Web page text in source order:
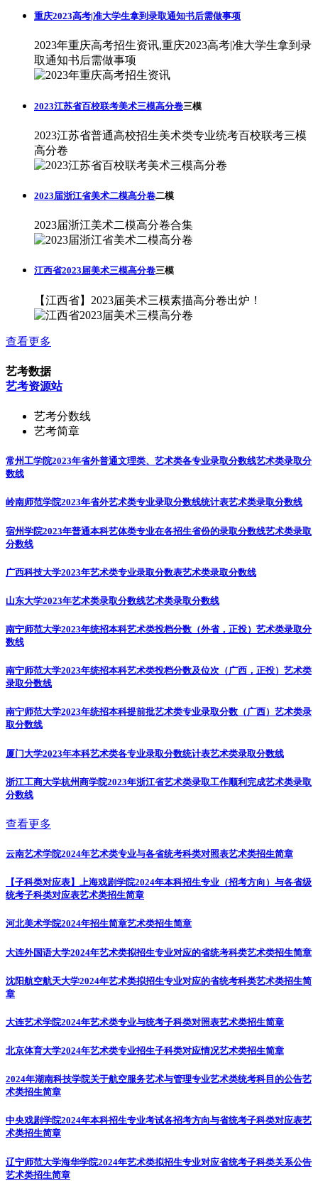
重庆2023高考|准大学生拿到录取通知书后需做事项
2023年重庆高考招生资讯,重庆2023高考|准大学生拿到录
取通知书后需做事项
2023江苏省百校联考美术三模高分卷三模
2023江苏省普通高校招生美术类专业统考百校联考三模
高分卷
2023届浙江省美术二模高分卷二模
2023届浙江美术二模高分卷合集
江西省2023届美术三模高分卷三模
【江西省】2023届美术三模素描高分卷出炉！
查看更多
艺考数据
艺考资源站
艺考分数线
艺考简章
常州工学院2023年省外普通文理类、艺术类各专业录取分数线艺术类录取分
数线
岭南师范学院2023年省外艺术类专业录取分数线统计表艺术类录取分数线
宿州学院2023年普通本科艺体类专业在各招生省份的录取分数线艺术类录取
分数线
广西科技大学2023年艺术类专业录取分数表艺术类录取分数线
山东大学2023年艺术类录取分数线艺术类录取分数线
南宁师范大学2023年统招本科艺术类投档分数（外省，正投） 艺术类录取分
数线
南宁师范大学2023年统招本科艺术类投档分数及位次（广西，正投） 艺术类
录取分数线
南宁师范大学2023年统招本科提前批艺术类专业录取分数（广西） 艺术类录
取分数线
厦门大学2023年本科艺术类各专业录取分数统计表艺术类录取分数线
浙江工商大学杭州商学院2023年浙江省艺术类录取工作顺利完成艺术类录取
分数线
查看更多
云南艺术学院2024年艺术类专业与各省统考科类对照表艺术类招生简章
【子科类对应表】上海戏剧学院2024年本科招生专业（招考方向）与各省级
统考子科类对应表艺术类招生简章
河北美术学院2024年招生简章艺术类招生简章
大连外国语大学2024年艺术类拟招生专业对应的省统考科类艺术类招生简章
沈阳航空航天大学2024年艺术类拟招生专业对应的省统考科类艺术类招生简
章
大连艺术学院2024年艺术类专业与统考子科类对照表艺术类招生简章
北京体育大学2024年艺术类专业招生子科类对应情况艺术类招生简章
2024年湖南科技学院关于航空服务艺术与管理专业艺术类统考科目的公告艺
术类招生简章
中央戏剧学院2024年本科招生专业考试各招考方向与省统考子科类对应表艺
术类招生简章
辽宁师范大学海华学院2024年艺术类拟招生专业对应省统考子科类关系公告
艺术类招生简章